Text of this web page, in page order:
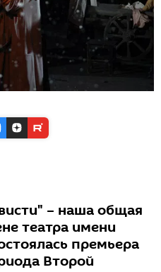
– наша общая
театра имени
премьера
Второй